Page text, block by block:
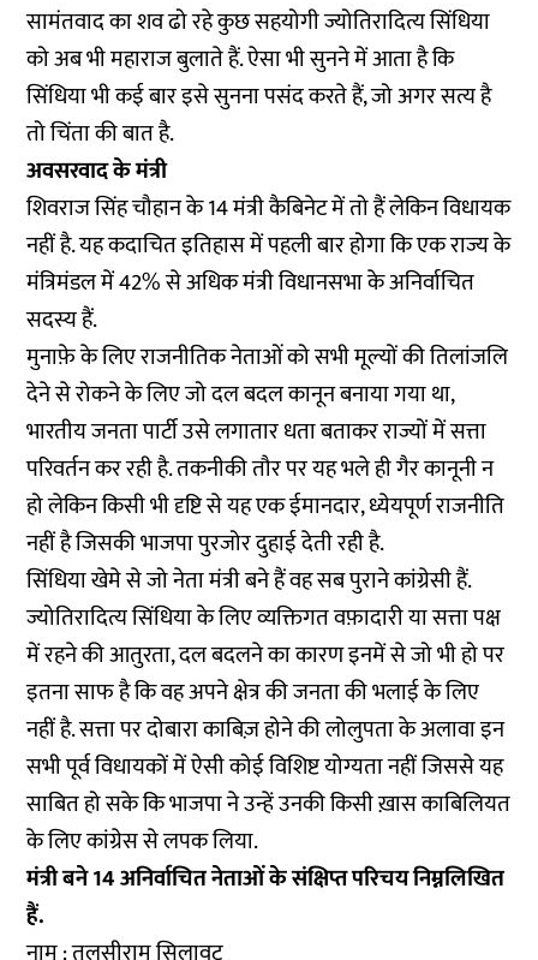
सामंतवाद का शव ढो रहे कुछ सहयोगी ज्योतिरादित्य सिंधिया
को अब भी महाराज बुलाते हैं. ऐसा भी सुनने में आता है कि
सिंधिया भी कई बार इसे सुनना पसंद करते हैं, जो अगर सत्य है
तो चिंता की बात है.
अवसरवाद के मंत्री
शिवराज सिंह चौहान के 14 मंत्री कैबिनेट में तो हैं लेकिन विधायक
नहीं है. यह कदाचित इतिहास में पहली बार होगा कि एक राज्य के
मंत्रिमंडल में 42% से अधिक मंत्री विधानसभा के अनिर्वाचित
सदस्य हैं.
मुनाफ़े के लिए राजनीतिक नेताओं को सभी मूल्यों की तिलांजलि
देने से रोकने के लिए जो दल बदल कानून बनाया गया था,
भारतीय जनता पार्टी उसे लगातार धता बताकर राज्यों में सत्ता
परिवर्तन कर रही है. तकनीकी तौर पर यह भले ही गैर कानूनी न
हो लेकिन किसी भी दृष्टि से यह एक ईमानदार, ध्येयपूर्ण राजनीति
नहीं है जिसकी भाजपा पुरजोर दुहाई देती रही है.
सिंधिया खेमे से जो नेता मंत्री बने हैं वह सब पुराने कांग्रेसी हैं.
ज्योतिरादित्य सिंधिया के लिए व्यक्तिगत वफ़ादारी या सत्ता पक्ष
में रहने की आतुरता, दल बदलने का कारण इनमें से जो भी हो पर
इतना साफ है कि वह अपने क्षेत्र की जनता की भलाई के लिए
नहीं है. सत्ता पर दोबारा काबिज़ होने की लोलुपता के अलावा इन
सभी पूर्व विधायकों में ऐसी कोई विशिष्ट योग्यता नहीं जिससे यह
साबित हो सके कि भाजपा ने उन्हें उनकी किसी ख़ास काबिलियत
के लिए कांग्रेस से लपक लिया.
मंत्री बने 14 अनिर्वाचित नेताओं के संक्षिप्त परिचय निम्नलिखित
हैं.